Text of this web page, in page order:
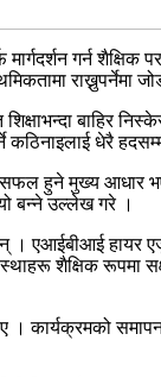
गर्न शैक्षिक
राख्नुपर्नेमा
बाहिर
कठिनाइलाई धेरै
सफल हुने मुख्य आधार
बन्ने उल्लेख गरे ।
। एआईबीआई हायर
शैक्षिक रूपमा
कार्यक्रमको समापन